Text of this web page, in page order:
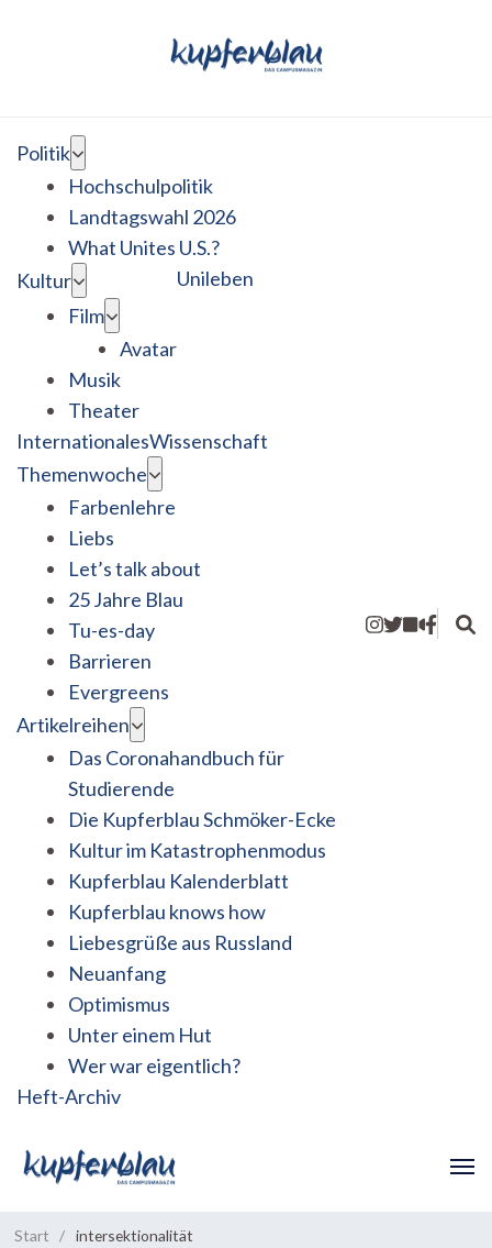
Politik
Hochschulpolitik
Landtagswahl 2026
What Unites U.S.?
Kultur
Film
Avatar
Musik
Theater
Unileben
InternationalesWissenschaft
Themenwoche
Farbenlehre
Liebs
Let’s talk about
25 Jahre Blau
Tu-es-day
Barrieren
Evergreens
Artikelreihen
Das Coronahandbuch für
Studierende
Die Kupferblau Schmöker-Ecke
Kultur im Katastrophenmodus
Kupferblau Kalenderblatt
Kupferblau knows how
Liebesgrüße aus Russland
Neuanfang
Optimismus
Unter einem Hut
Wer war eigentlich?
Heft-Archiv
Start / intersektionalität